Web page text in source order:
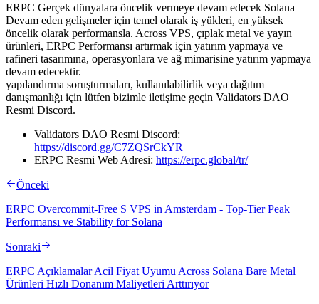
ERPC Gerçek dünyalara öncelik vermeye devam edecek Solana
Devam eden gelişmeler için temel olarak iş yükleri, en yüksek
öncelik olarak performansla. Across VPS, çıplak metal ve yayın
ürünleri, ERPC Performansı artırmak için yatırım yapmaya ve
rafineri tasarımına, operasyonlara ve ağ mimarisine yatırım yapmaya
devam edecektir.
yapılandırma soruşturmaları, kullanılabilirlik veya dağıtım
danışmanlığı için lütfen bizimle iletişime geçin Validators DAO
Resmi Discord.
Validators DAO Resmi Discord:
https://discord.gg/C7ZQSrCkYR
ERPC Resmi Web Adresi: https://erpc.global/tr/
Önceki
ERPC Overcommit-Free S VPS in Amsterdam - Top-Tier Peak
Performansı ve Stability for Solana
Sonraki
ERPC Açıklamalar Acil Fiyat Uyumu Across Solana Bare Metal
Ürünleri Hızlı Donanım Maliyetleri Arttırıyor